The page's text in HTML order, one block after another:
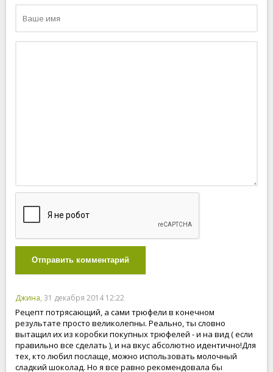
Отправить комментарий
Джина, 31 декабря 2014 12:22
Рецепт потрясающий, а сами трюфели в конечном
результате просто великолепны. Реально, ты словно
вытащил их из коробки покупных трюфелей - и на вид ( если
правильно все сделать ), и на вкус абсолютно идентично!Для
тех, кто любил послаще, можно использовать молочный
сладкий шоколад. Но я все равно рекомендовала бы